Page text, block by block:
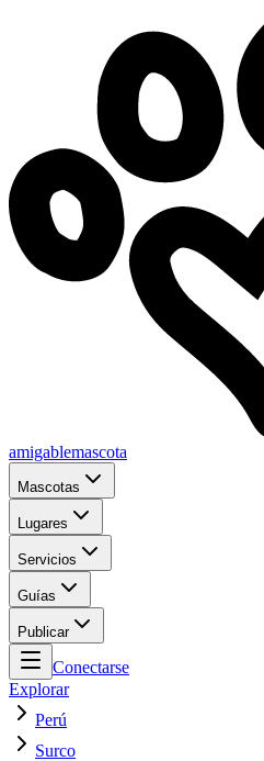
amigablemascota
Mascotas
Lugares
Servicios
Guías
Publicar
Conectarse
Explorar
Perú
Surco